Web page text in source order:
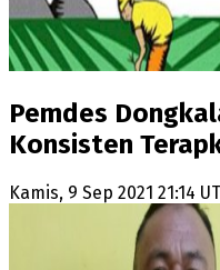
Pemdes
Konsisten
Kamis, 9 Sep 2021 21:14